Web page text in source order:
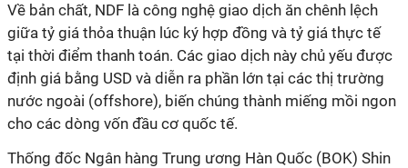
Về bản chất, NDF là công nghệ giao dịch ăn chênh lệch
giữa tỷ giá thỏa thuận lúc ký hợp đồng và tỷ giá thực tế
tại thời điểm thanh toán. Các giao dịch này chủ yếu được
định giá bằng USD và diễn ra phần lớn tại các thị trường
nước ngoài (offshore), biến chúng thành miếng mồi ngon
cho các dòng vốn đầu cơ quốc tế.
Thống đốc Ngân hàng Trung ương Hàn Quốc (BOK) Shin